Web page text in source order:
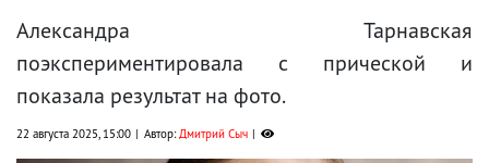
Александра Тарнавская
поэкспериментировала с прической и
показала результат на фото.
22 августа 2025, 15:00 Автор:Дмитрий Сыч